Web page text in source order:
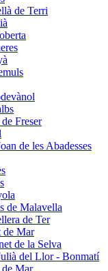
de Terri
Freser
de les Abadesses
de Malavella
de Ter
de Mar
de la Selva
del Llor - Bonmatí
de Mar